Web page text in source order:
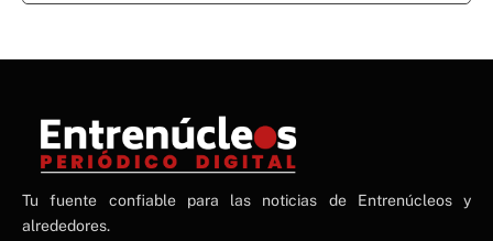
NE
NEWS ELEMENTOR
Tu fuente confiable para las noticias de Entrenúcleos y
alrededores.